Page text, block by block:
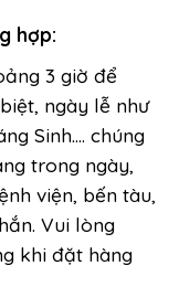
hợp:
3 giờ để
ngày lễ như
Sinh…. chúng
trong ngày,
viện, bến tàu,
Vui lòng
khi đặt hàng